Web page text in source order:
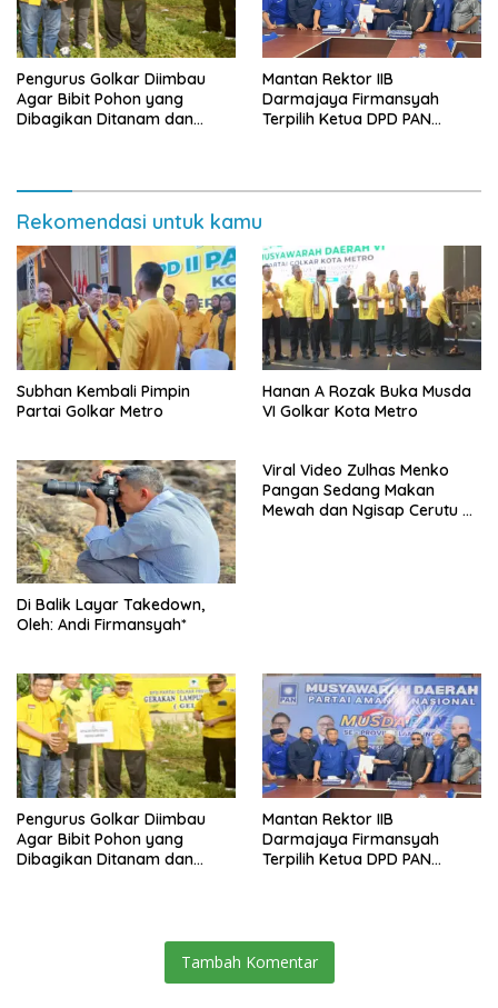
Pengurus Golkar Diimbau
Agar Bibit Pohon yang
Dibagikan Ditanam dan
Mantan Rektor IIB
Darmajaya Firmansyah
Terpilih Ketua DPD PAN
Rekomendasi untuk kamu
Subhan Kembali Pimpin
Partai Golkar Metro
Hanan A Rozak Buka Musda
VI Golkar Kota Metro
Di Balik Layar Takedown,
Oleh: Andi Firmansyah*
Viral Video Zulhas Menko
Pangan Sedang Makan
Mewah dan Ngisap Cerutu di
Pengurus Golkar Diimbau
Agar Bibit Pohon yang
Dibagikan Ditanam dan
Mantan Rektor IIB
Darmajaya Firmansyah
Terpilih Ketua DPD PAN
Tambah Komentar